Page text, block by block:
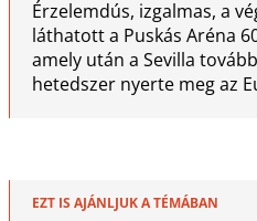
Érzelemdús, izgalmas, a
láthatott a Puskás Aréna
amely után a Sevilla
hetedszer nyerte meg az
EZT IS AJÁNLJUK A TÉMÁBAN